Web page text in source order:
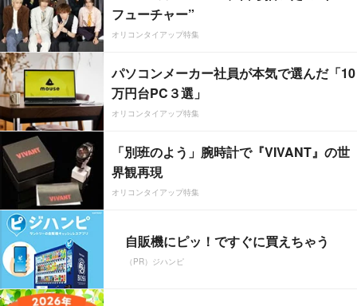
フューチャー”
オリコンタイアップ特集
パソコンメーカー社員が本気で選んだ「10
万円台PC３選」
オリコンタイアップ特集
「別班のよう」腕時計で『VIVANT』の世
界観再現
オリコンタイアップ特集
自販機にピッ！ですぐに買えちゃう
（PR）ジハンピ